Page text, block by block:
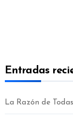
Entradas
La Razón de